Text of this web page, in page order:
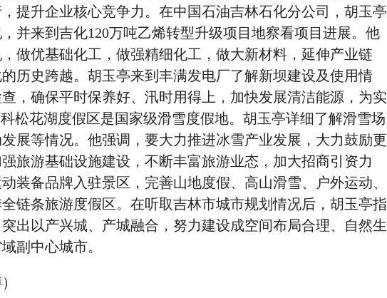
提升企业核心竞争力。在中国石油吉林石化分公司，胡玉亭
并来到吉化120万吨乙烯转型升级项目地察看项目进展。他
做优基础化工，做强精细化工，做大新材料，延伸产业链
历史跨越。胡玉亭来到丰满发电厂了解新坝建设及使用情
，确保平时保养好、汛时用得上，加快发展清洁能源，为实
松花湖度假区是国家级滑雪度假地。胡玉亭详细了解滑雪场
展等情况。他强调，要大力推进冰雪产业发展，大力鼓励更
旅游基础设施建设，不断丰富旅游业态，加大招商引资力
装备品牌入驻景区，完善山地度假、高山滑雪、户外运动、
链条旅游度假区。在听取吉林市城市规划情况后，胡玉亭指
出以产兴城、产城融合，努力建设成空间布局合理、自然生
副中心城市。